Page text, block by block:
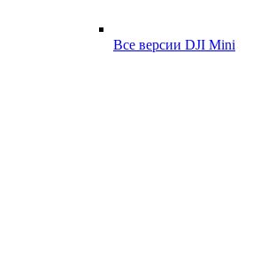
Все версии DJI Mini